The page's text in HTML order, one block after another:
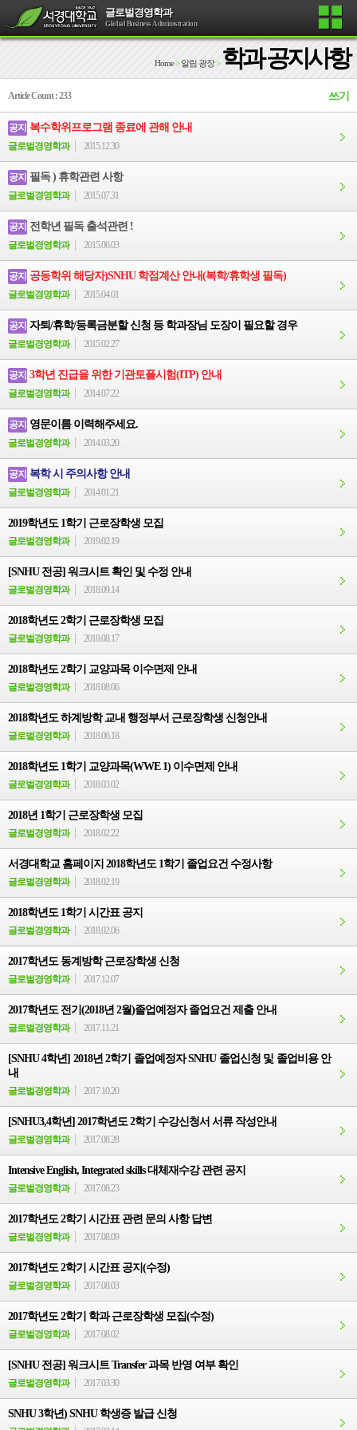
글로벌경영학과
Global Business Administration
Home> 알림 광장> 학과 공지사항
Article Count : 233 쓰기
공지 복수학위프로그램 종료에 관해 안내
글로벌경영학과 2015.12.30
공지 필독 ) 휴학관련 사항
글로벌경영학과 2015.07.31
공지 전학년 필독 출석관련 !
글로벌경영학과 2015.06.03
공지 공동학위 해당자)SNHU 학점계산 안내(복학/휴학생 필독)
글로벌경영학과 2015.04.01
공지 자퇴/휴학/등록금분할 신청 등 학과장님 도장이 필요할 경우
글로벌경영학과 2015.02.27
공지 3학년 진급을 위한 기관토플시험(ITP) 안내
글로벌경영학과 2014.07.22
공지 영문이름 이력해주세요.
글로벌경영학과 2014.03.20
공지 복학 시 주의사항 안내
글로벌경영학과 2014.01.21
2019학년도 1학기 근로장학생 모집
글로벌경영학과 2019.02.19
[SNHU 전공] 워크시트 확인 및 수정 안내
글로벌경영학과 2018.09.14
2018학년도 2학기 근로장학생 모집
글로벌경영학과 2018.08.17
2018학년도 2학기 교양과목 이수면제 안내
글로벌경영학과 2018.08.06
2018학년도 하계방학 교내 행정부서 근로장학생 신청안내
글로벌경영학과 2018.06.18
2018학년도 1학기 교양과목(WWE 1) 이수면제 안내
글로벌경영학과 2018.03.02
2018년 1학기 근로장학생 모집
글로벌경영학과 2018.02.22
서경대학교 홈페이지 2018학년도 1학기 졸업요건 수정사항
글로벌경영학과 2018.02.19
2018학년도 1학기 시간표 공지
글로벌경영학과 2018.02.06
2017학년도 동계방학 근로장학생 신청
글로벌경영학과 2017.12.07
2017학년도 전기(2018년 2월)졸업예정자 졸업요건 제출 안내
글로벌경영학과 2017.11.21
[SNHU 4학년] 2018년 2학기 졸업예정자 SNHU 졸업신청 및 졸업비용 안
내
글로벌경영학과 2017.10.20
[SNHU3,4학년] 2017학년도 2학기 수강신청서 서류 작성안내
글로벌경영학과 2017.08.28
Intensive English, Integrated skills 대체재수강 관련 공지
글로벌경영학과 2017.08.23
2017학년도 2학기 시간표 관련 문의 사항 답변
글로벌경영학과 2017.08.09
2017학년도 2학기 시간표 공지(수정)
글로벌경영학과 2017.08.03
2017학년도 2학기 학과 근로장학생 모집(수정)
글로벌경영학과 2017.08.02
[SNHU 전공] 워크시트 Transfer 과목 반영 여부 확인
글로벌경영학과 2017.03.30
SNHU 3학년) SNHU 학생증 발급 신청